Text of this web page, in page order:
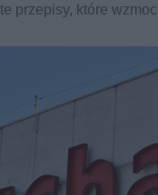
przepisy, które